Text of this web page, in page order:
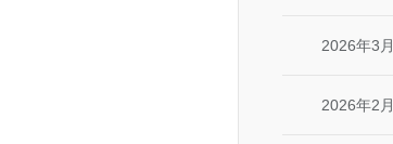
2026年3月
2026年2月